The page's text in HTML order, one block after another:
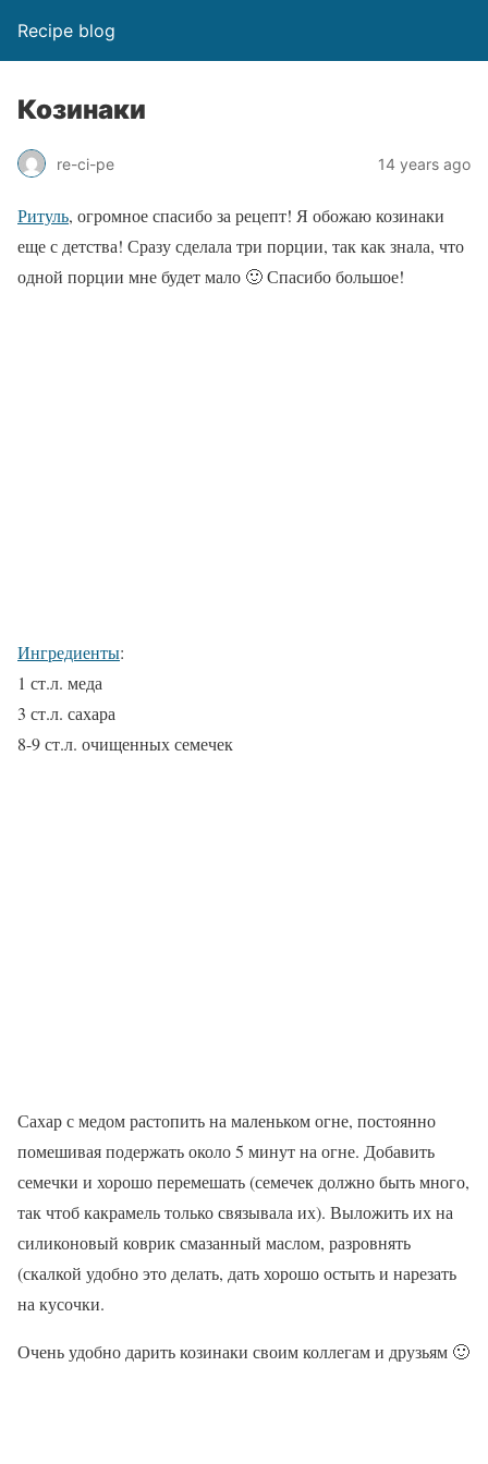
Recipe blog
Козинаки
re-ci-pe 14 years ago
Ритуль, огромное спасибо за рецепт! Я обожаю козинаки
еще с детства! Сразу сделала три порции, так как знала, что
одной порции мне будет мало 🙂 Спасибо большое!
Ингредиенты:
1 ст.л. меда
3 ст.л. сахара
8-9 ст.л. очищенных семечек
Сахар с медом растопить на маленьком огне, постоянно
помешивая подержать около 5 минут на огне. Добавить
семечки и хорошо перемешать (семечек должно быть много,
так чтоб какрамель только связывала их). Выложить их на
силиконовый коврик смазанный маслом, разровнять
(скалкой удобно это делать, дать хорошо остыть и нарезать
на кусочки.
Очень удобно дарить козинаки своим коллегам и друзьям 🙂